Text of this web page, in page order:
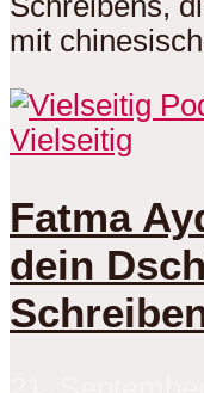
mit
Vielseitig
Fatma
dein